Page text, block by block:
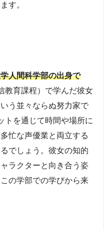
す。
人間科学部の出身で
教育課程）で学んだ彼女
う並々ならぬ努力家で
トを通じて時間や場所に
忙な声優業と両立する
でしょう。彼女の知的
ラクターと向き合う姿
の学部での学びから来